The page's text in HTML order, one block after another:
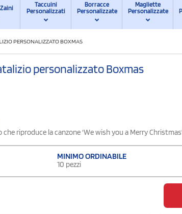
Taccuini
Personalizzati
Borracce
Personalizzate
Magliette
Personalizzate
PERSONALIZZATO BOXMAS
personalizzato Boxmas
che riproduce la canzone 'We wish you a Merry
MINIMO ORDINABILE
10 pezzi